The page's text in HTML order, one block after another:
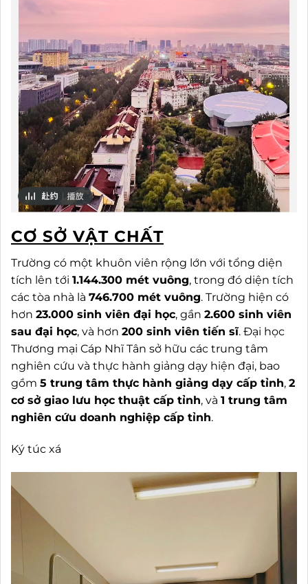
CƠ SỞ VẬT CHẤT
Trường có một khuôn viên rộng lớn với tổng diện
tích lên tới 1.144.300 mét vuông, trong đó diện tích
các tòa nhà là 746.700 mét vuông. Trường hiện có
hơn 23.000 sinh viên đại học, gần 2.600 sinh viên
sau đại học, và hơn 200 sinh viên tiến sĩ. Đại học
Thương mại Cáp Nhĩ Tân sở hữu các trung tâm
nghiên cứu và thực hành giảng dạy hiện đại, bao
gồm 5 trung tâm thực hành giảng dạy cấp tỉnh, 2
cơ sở giao lưu học thuật cấp tỉnh, và 1 trung tâm
nghiên cứu doanh nghiệp cấp tỉnh.
Ký túc xá